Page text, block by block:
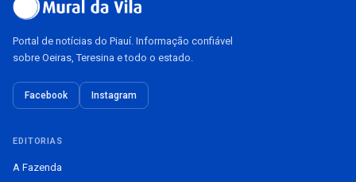
Portal de notícias do Piauí. Informação confiável
sobre Oeiras, Teresina e todo o estado.
Facebook Instagram
EDITORIAS
A Fazenda